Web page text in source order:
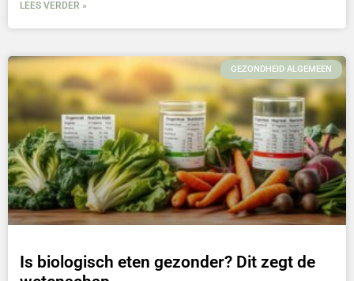
LEES VERDER »
GEZONDHEID ALGEMEEN
Is biologisch eten gezonder? Dit zegt de